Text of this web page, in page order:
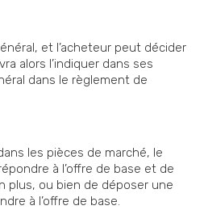
et l’acheteur peut décider
alors l’indiquer dans ses
dans le règlement de
les pièces de marché, le
à l’offre de base et de
plus, ou bien de déposer une
à l’offre de base.